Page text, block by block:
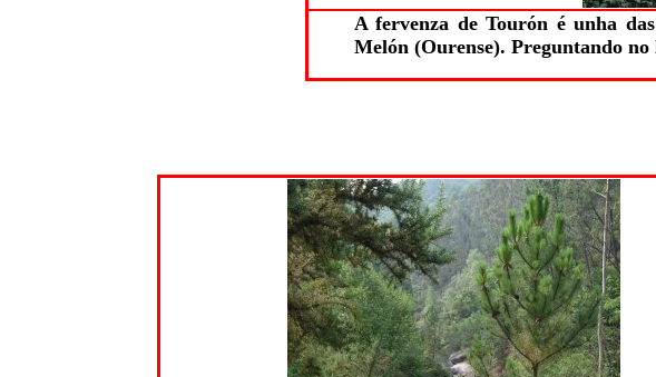
A fervenza de Tourón é unha
Melón (Ourense). Preguntando